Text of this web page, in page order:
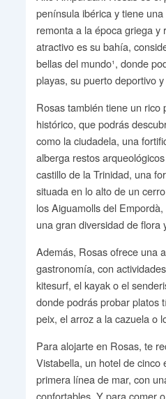
península ibérica y tiene
remonta a la época griega y
atractivo es su bahía,
bellas del mundo¹, donde
playas, su puerto deportivo
Rosas también tiene un rico
histórico, que podrás
como la ciudadela, una
alberga restos
castillo de la Trinidad, una
situada en lo alto de un
los Aiguamolls del
una gran diversidad de flora
Además, Rosas ofrece una
gastronomía, con
kitesurf, el kayak o el
donde podrás probar platos
peix, el arroz a la cazuela o
Para alojarte en Rosas, te
Vistabella, un hotel de cinco
primera línea de mar, con
confortables. Y para comer